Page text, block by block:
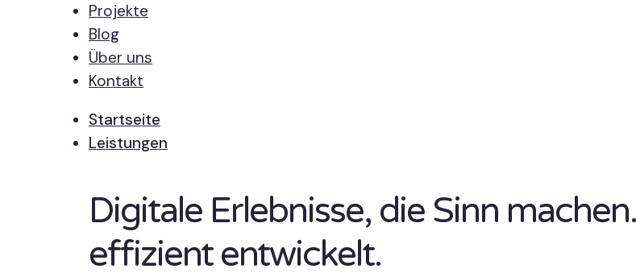
Projekte
Blog
Über uns
Kontakt
Startseite
Leistungen
Digitale Erlebnisse, die Sinn
effizient entwickelt.